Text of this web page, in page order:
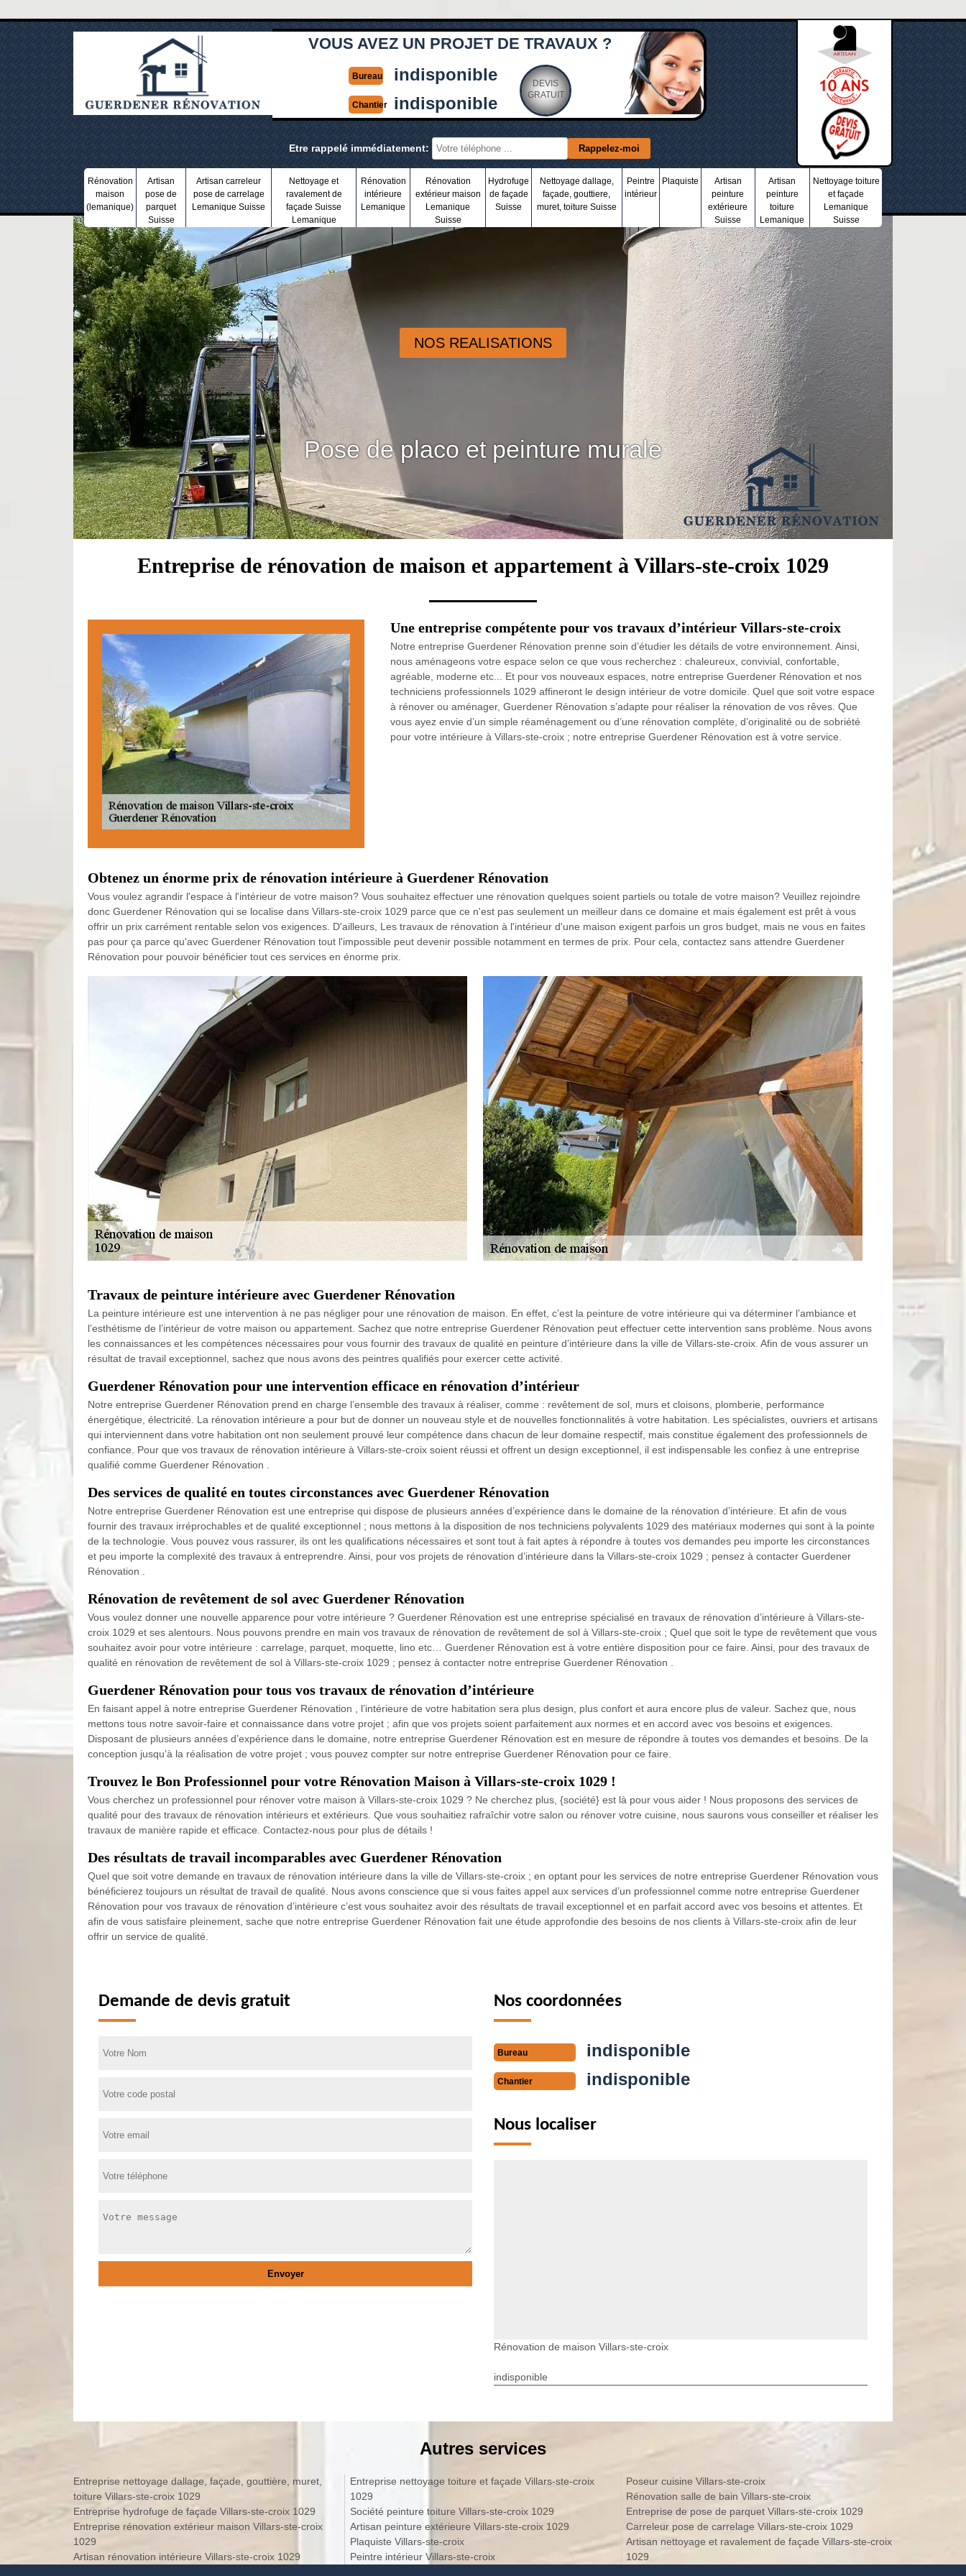
VOUS AVEZ UN PROJET DE TRAVAUX ?
Bureau indisponible
Chantier indisponible
DEVIS
GRATUIT
Etre rappelé immédiatement:
Rénovation
maison
(lemanique)
Artisan
pose de
parquet
Suisse
Artisan carreleur
pose de carrelage
Lemanique Suisse
Nettoyage et
ravalement de
façade Suisse
Lemanique
Rénovation
intérieure
Lemanique
Rénovation
extérieur maison
Lemanique
Suisse
Hydrofuge
de façade
Suisse
Nettoyage dallage,
façade, gouttiere,
muret, toiture Suisse
Peintre
intérieur
Plaquiste
Artisan
peinture
extérieure
Suisse
Artisan
peinture
toiture
Lemanique
Nettoyage toiture
et façade
Lemanique
Suisse
NOS REALISATIONS
Pose de placo et peinture murale
Entreprise de rénovation de maison et appartement à Villars-ste-croix 1029
Une entreprise compétente pour vos travaux d’intérieur Villars-ste-croix
Notre entreprise Guerdener Rénovation prenne soin d’étudier les détails de votre environnement. Ainsi,
nous aménageons votre espace selon ce que vous recherchez : chaleureux, convivial, confortable,
agréable, moderne etc... Et pour vos nouveaux espaces, notre entreprise Guerdener Rénovation et nos
techniciens professionnels 1029 affineront le design intérieur de votre domicile. Quel que soit votre espace
à rénover ou aménager, Guerdener Rénovation s’adapte pour réaliser la rénovation de vos rêves. Que
vous ayez envie d’un simple réaménagement ou d’une rénovation complète, d’originalité ou de sobriété
pour votre intérieure à Villars-ste-croix ; notre entreprise Guerdener Rénovation est à votre service.
Obtenez un énorme prix de rénovation intérieure à Guerdener Rénovation
Vous voulez agrandir l'espace à l'intérieur de votre maison? Vous souhaitez effectuer une rénovation quelques soient partiels ou totale de votre maison? Veuillez rejoindre
donc Guerdener Rénovation qui se localise dans Villars-ste-croix 1029 parce que ce n'est pas seulement un meilleur dans ce domaine et mais également est prêt à vous
offrir un prix carrément rentable selon vos exigences. D'ailleurs, Les travaux de rénovation à l'intérieur d'une maison exigent parfois un gros budget, mais ne vous en faites
pas pour ça parce qu'avec Guerdener Rénovation tout l'impossible peut devenir possible notamment en termes de prix. Pour cela, contactez sans attendre Guerdener
Rénovation pour pouvoir bénéficier tout ces services en énorme prix.
Travaux de peinture intérieure avec Guerdener Rénovation
La peinture intérieure est une intervention à ne pas négliger pour une rénovation de maison. En effet, c’est la peinture de votre intérieure qui va déterminer l’ambiance et
l’esthétisme de l’intérieur de votre maison ou appartement. Sachez que notre entreprise Guerdener Rénovation peut effectuer cette intervention sans problème. Nous avons
les connaissances et les compétences nécessaires pour vous fournir des travaux de qualité en peinture d’intérieure dans la ville de Villars-ste-croix. Afin de vous assurer un
résultat de travail exceptionnel, sachez que nous avons des peintres qualifiés pour exercer cette activité.
Guerdener Rénovation pour une intervention efficace en rénovation d’intérieur
Notre entreprise Guerdener Rénovation prend en charge l’ensemble des travaux à réaliser, comme : revêtement de sol, murs et cloisons, plomberie, performance
énergétique, électricité. La rénovation intérieure a pour but de donner un nouveau style et de nouvelles fonctionnalités à votre habitation. Les spécialistes, ouvriers et artisans
qui interviennent dans votre habitation ont non seulement prouvé leur compétence dans chacun de leur domaine respectif, mais constitue également des professionnels de
confiance. Pour que vos travaux de rénovation intérieure à Villars-ste-croix soient réussi et offrent un design exceptionnel, il est indispensable les confiez à une entreprise
qualifié comme Guerdener Rénovation .
Des services de qualité en toutes circonstances avec Guerdener Rénovation
Notre entreprise Guerdener Rénovation est une entreprise qui dispose de plusieurs années d’expérience dans le domaine de la rénovation d’intérieure. Et afin de vous
fournir des travaux irréprochables et de qualité exceptionnel ; nous mettons à la disposition de nos techniciens polyvalents 1029 des matériaux modernes qui sont à la pointe
de la technologie. Vous pouvez vous rassurer, ils ont les qualifications nécessaires et sont tout à fait aptes à répondre à toutes vos demandes peu importe les circonstances
et peu importe la complexité des travaux à entreprendre. Ainsi, pour vos projets de rénovation d’intérieure dans la Villars-ste-croix 1029 ; pensez à contacter Guerdener
Rénovation .
Rénovation de revêtement de sol avec Guerdener Rénovation
Vous voulez donner une nouvelle apparence pour votre intérieure ? Guerdener Rénovation est une entreprise spécialisé en travaux de rénovation d’intérieure à Villars-ste-
croix 1029 et ses alentours. Nous pouvons prendre en main vos travaux de rénovation de revêtement de sol à Villars-ste-croix ; Quel que soit le type de revêtement que vous
souhaitez avoir pour votre intérieure : carrelage, parquet, moquette, lino etc… Guerdener Rénovation est à votre entière disposition pour ce faire. Ainsi, pour des travaux de
qualité en rénovation de revêtement de sol à Villars-ste-croix 1029 ; pensez à contacter notre entreprise Guerdener Rénovation .
Guerdener Rénovation pour tous vos travaux de rénovation d’intérieure
En faisant appel à notre entreprise Guerdener Rénovation , l’intérieure de votre habitation sera plus design, plus confort et aura encore plus de valeur. Sachez que, nous
mettons tous notre savoir-faire et connaissance dans votre projet ; afin que vos projets soient parfaitement aux normes et en accord avec vos besoins et exigences.
Disposant de plusieurs années d’expérience dans le domaine, notre entreprise Guerdener Rénovation est en mesure de répondre à toutes vos demandes et besoins. De la
conception jusqu’à la réalisation de votre projet ; vous pouvez compter sur notre entreprise Guerdener Rénovation pour ce faire.
Trouvez le Bon Professionnel pour votre Rénovation Maison à Villars-ste-croix 1029 !
Vous cherchez un professionnel pour rénover votre maison à Villars-ste-croix 1029 ? Ne cherchez plus, {société} est là pour vous aider ! Nous proposons des services de
qualité pour des travaux de rénovation intérieurs et extérieurs. Que vous souhaitiez rafraîchir votre salon ou rénover votre cuisine, nous saurons vous conseiller et réaliser les
travaux de manière rapide et efficace. Contactez-nous pour plus de détails !
Des résultats de travail incomparables avec Guerdener Rénovation
Quel que soit votre demande en travaux de rénovation intérieure dans la ville de Villars-ste-croix ; en optant pour les services de notre entreprise Guerdener Rénovation vous
bénéficierez toujours un résultat de travail de qualité. Nous avons conscience que si vous faites appel aux services d’un professionnel comme notre entreprise Guerdener
Rénovation pour vos travaux de rénovation d’intérieure c’est vous souhaitez avoir des résultats de travail exceptionnel et en parfait accord avec vos besoins et attentes. Et
afin de vous satisfaire pleinement, sache que notre entreprise Guerdener Rénovation fait une étude approfondie des besoins de nos clients à Villars-ste-croix afin de leur
offrir un service de qualité.
Demande de devis gratuit Nos coordonnées
Bureau indisponible
Chantier indisponible
Nous localiser
Rénovation de maison Villars-ste-croix
indisponible
Autres services
Entreprise nettoyage dallage, façade, gouttière, muret,
toiture Villars-ste-croix 1029
Entreprise hydrofuge de façade Villars-ste-croix 1029
Entreprise rénovation extérieur maison Villars-ste-croix
1029
Artisan rénovation intérieure Villars-ste-croix 1029
Entreprise nettoyage toiture et façade Villars-ste-croix
1029
Société peinture toiture Villars-ste-croix 1029
Artisan peinture extérieure Villars-ste-croix 1029
Plaquiste Villars-ste-croix
Peintre intérieur Villars-ste-croix
Poseur cuisine Villars-ste-croix
Rénovation salle de bain Villars-ste-croix
Entreprise de pose de parquet Villars-ste-croix 1029
Carreleur pose de carrelage Villars-ste-croix 1029
Artisan nettoyage et ravalement de façade Villars-ste-croix
1029